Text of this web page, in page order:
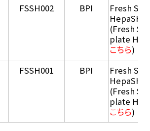
FSSH002 BPI
Fresh
HepaSH®
(Fresh
plate
こちら)
FSSH001 BPI
Fresh
HepaSH®
(Fresh
plate
こちら)